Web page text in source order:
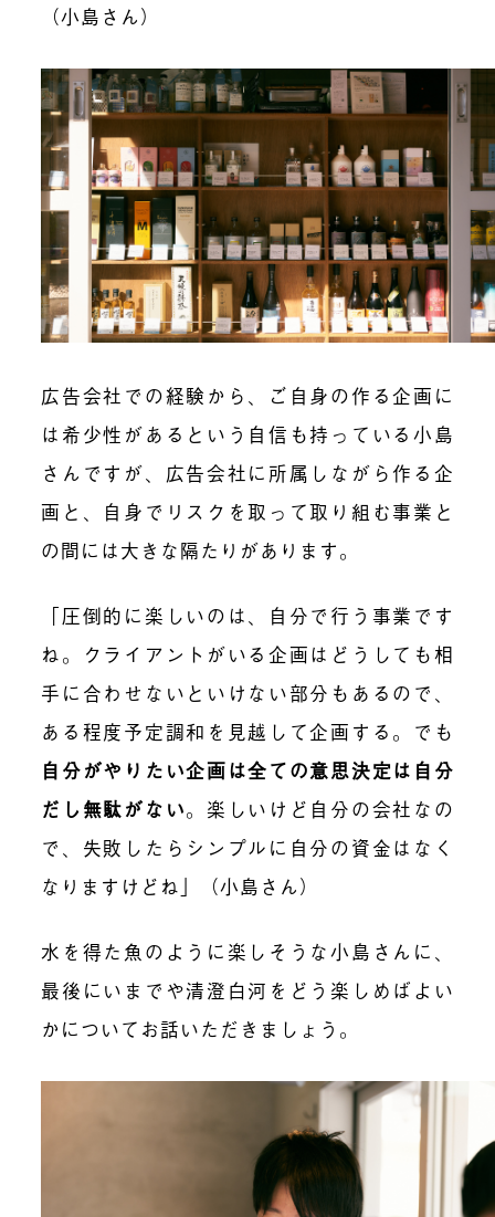
（小島さん）
広告会社での経験から、ご自身の作る企画に
は希少性があるという自信も持っている小島
さんですが、広告会社に所属しながら作る企
画と、自身でリスクを取って取り組む事業と
の間には大きな隔たりがあります。
「圧倒的に楽しいのは、自分で行う事業です
ね。クライアントがいる企画はどうしても相
手に合わせないといけない部分もあるので、
ある程度予定調和を見越して企画する。でも
自分がやりたい企画は全ての意思決定は自分
だし無駄がない。楽しいけど自分の会社なの
で、失敗したらシンプルに自分の資金はなく
なりますけどね」（小島さん）
水を得た魚のように楽しそうな小島さんに、
最後にいまでや清澄白河をどう楽しめばよい
かについてお話いただきましょう。